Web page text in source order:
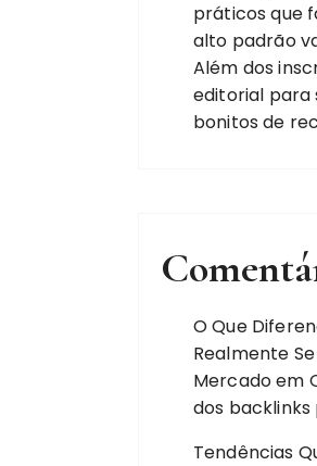
práticos que
alto padrão
Além dos
editorial para
bonitos de
O Que
Realmente
Mercadoem
dos backlinks
Tendências